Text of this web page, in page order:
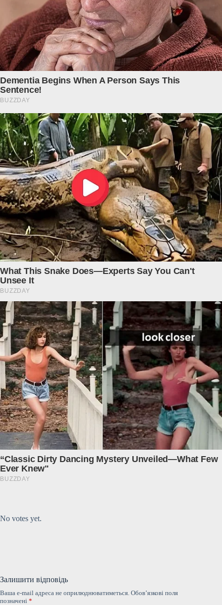
No votes yet.
Залишити відповідь
Ваша e-mail адреса не оприлюднюватиметься. Обов’язкові поля
позначені *